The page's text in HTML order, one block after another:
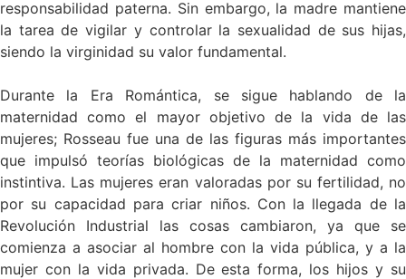
responsabilidad paterna. Sin embargo, la madre mantiene
la tarea de vigilar y controlar la sexualidad de sus hijas,
siendo la virginidad su valor fundamental.
Durante la Era Romántica, se sigue hablando de la
maternidad como el mayor objetivo de la vida de las
mujeres; Rosseau fue una de las figuras más importantes
que impulsó teorías biológicas de la maternidad como
instintiva. Las mujeres eran valoradas por su fertilidad, no
por su capacidad para criar niños. Con la llegada de la
Revolución Industrial las cosas cambiaron, ya que se
comienza a asociar al hombre con la vida pública, y a la
mujer con la vida privada. De esta forma, los hijos y su